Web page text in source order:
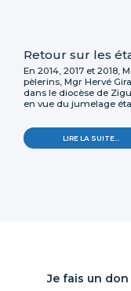
Retour sur les
En 2014, 2017 et 2018,
pèlerins, Mgr Hervé
dans le diocèse de
en vue du jumelage
LIRE LA SUITE…
Je fais un don